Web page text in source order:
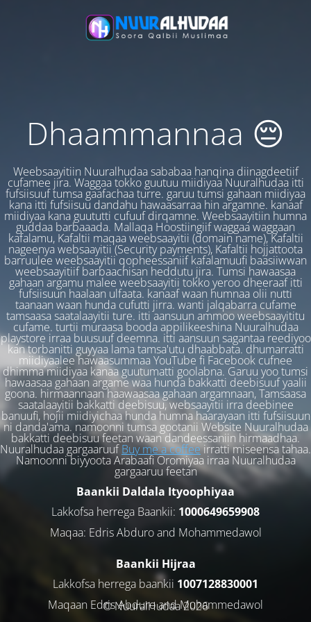
Dhaammannaa 😔
Weebsaayitiin Nuuralhudaa sababaa hanqina diinagdeetiif
cufamee jira. Waggaa tokko guutuu miidiyaa Nuuralhudaa itti
fufsiisuuf tumsa gaafachaa turre. garuu tumsi gahaan miidiyaa
kana itti fufsiisuu dandahu hawaasarraa hin argamne. kanaaf
miidiyaa kana guututti cufuuf dirqamne. Weebsaayitiin humna
guddaa barbaaada. Mallaqa Hoostiingiif waggaa waggaan
kafalamu, Kafaltii maqaa weebsaayitii (domain name), Kafaltii
nageenya websaayitii (Security payments), Kafaltii hojjattoota
barruulee weebsaayitii qopheessaniif kafalamuufi baasiiwwan
weebsaayitiif barbaachisan heddutu jira. Tumsi hawaasaa
gahaan argamu malee weebsaayitii tokko yeroo dheeraaf itti
fufsiisuun haalaan ulfaata. kanaaf waan humnaa olii nutti
taanaan waan hunda cufutti jirra. wanti jalqabarra cufame
tamsaasa saatalaayitii ture. itti aansuun ammoo weebsaayititu
cufame. turtii muraasa booda appilikeeshina Nuuralhudaa
playstore irraa buusuuf deemna. itti aansuun sagantaa reediyoo
kan torbanitti guyyaa lama tamsa'utu dhaabbata. dhumarratti
miidiyaalee hawaasummaa YouTube fi Facebook cufnee
dhimma miidiyaa kanaa guutumatti goolabna. Garuu yoo tumsi
hawaasaa gahaan argame waa hunda bakkatti deebisuuf yaalii
goona. hirmaannaan haawaasaa gahaan argamnaan, Tamsaasa
saatalaayitii bakkatti deebisuu, websaayitii irra deebinee
banuufi, hojii miidiyichaa hunda humna haarayaan itti fufsiisuun
ni danda'ama. namoonni tumsa gootanii Website Nuuralhudaa
bakkatti deebisuu feetan waan dandeessaniin hirmaadhaa.
Nuuralhudaa gargaaruufBuy me a coffeeirratti miseensa tahaa.
Namoonni biyyoota Arabaafi Oromiyaa irraa Nuuralhudaa
gargaaruu feetan
Baankii Daldala Ityoophiyaa
Lakkofsa herrega Baankii: 1000649659908
Maqaa: Edris Abduro and Mohammedawol
Baankii Hijraa
Lakkofsa herrega baankii 1007128830001
Maqaan Edris Abduro and Muhammedawol
© NuuralHudaa 2026